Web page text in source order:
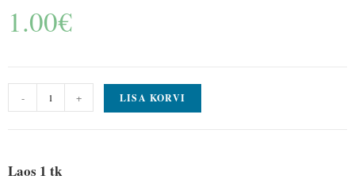
1.00€
- + LISA KORVI
Laos 1 tk